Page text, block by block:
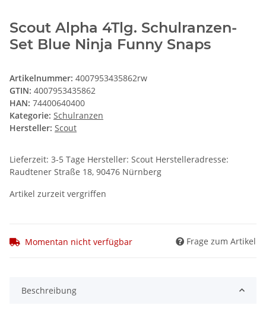
Scout Alpha 4Tlg. Schulranzen-
Set Blue Ninja Funny Snaps
Artikelnummer: 4007953435862rw
GTIN: 4007953435862
HAN: 74400640400
Kategorie: Schulranzen
Hersteller: Scout
Lieferzeit: 3-5 Tage Hersteller: Scout Herstelleradresse:
Raudtener Straße 18, 90476 Nürnberg
Artikel zurzeit vergriffen
Momentan nicht verfügbar Frage zum Artikel
Beschreibung